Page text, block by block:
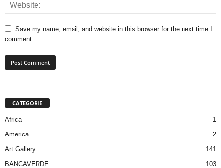
Save my name, email, and website in this browser for the next time I
comment.
CATEGORIE
Africa
1
America
2
Art Gallery
141
BANCAVERDE
103